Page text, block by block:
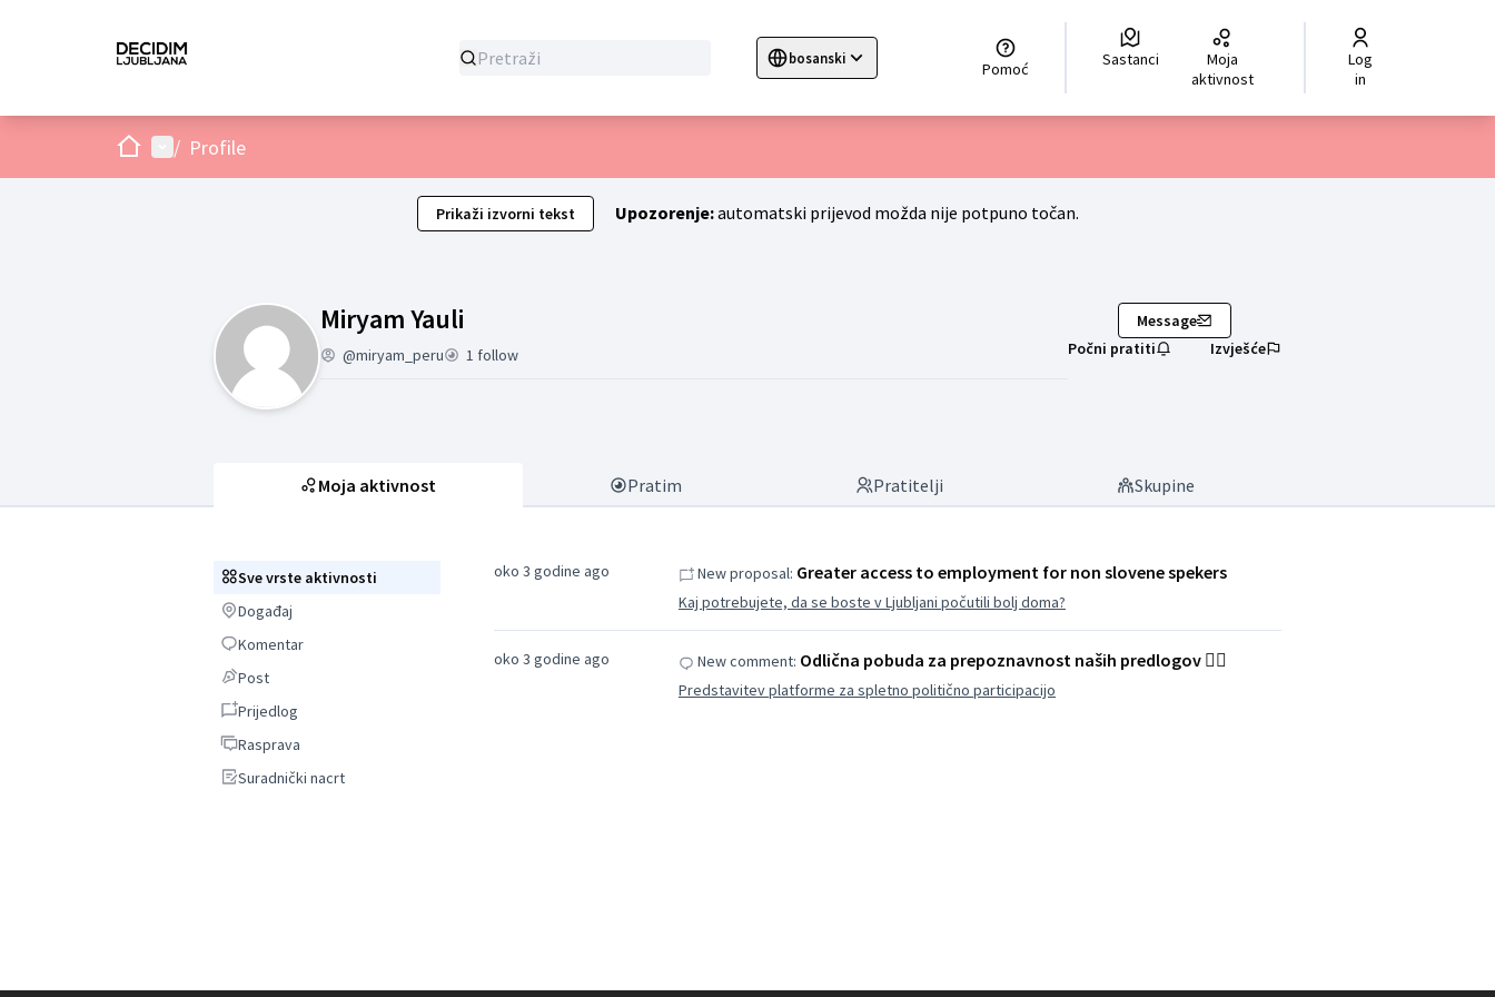
bosanski
Sprache wählen Choose languageChoisir la langue Scegli la lingua Izberi jezik
Pomoć Sastanci
Moja
aktivnost
Log
in
DomGlavni izbornik
/ Profile
Prikaži izvorni tekst Upozorenje:automatski prijevod možda nije potpuno točan.
Miryam Yauli
@miryam_peru 1 follow
Message
Počni pratiti
Izvješće
Moja aktivnost Pratim Pratitelji Skupine
Sve vrste aktivnosti
Sve vrste aktivnosti
Događaj
Događaj
Komentar
Komentar
PostPost
Prijedlog
Prijedlog
Rasprava
Rasprava
Suradnički nacrt
Suradnički nacrt
oko 3 godine ago New proposal: Greater access to employment for non slovene spekers
Kaj potrebujete, da se boste v Ljubljani počutili bolj doma?
oko 3 godine ago New comment: Odlična pobuda za prepoznavnost naših predlogov 👌🏽
Predstavitev platforme za spletno politično participacijo